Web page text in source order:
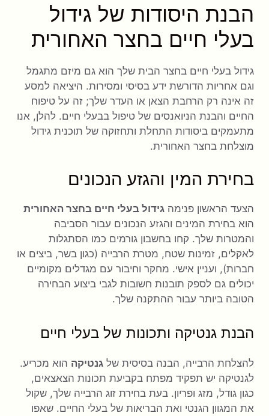
הבנת היסודות של גידול
בעלי חיים בחצר האחורית
גידול בעלי חיים בחצר הבית שלך הוא גם מיזם מתגמל
וגם אחריות הדורשת ידע בסיסי ומסירות. היציאה למסע
זה אינה רק הרחבת הצאן או העדר שלך; זה על טיפוח
החיים והבנת הניואנסים של טיפול בבעלי חיים. להלן, אנו
מתעמקים ביסודות התחלת ותחזוקה של תוכנית גידול
מוצלחת בחצר האחורית.
בחירת המין והגזע הנכונים
הצעד הראשון פנימה גידול בעלי חיים בחצר האחורית
הוא בחירת המינים והגזע הנכונים עבור הסביבה
והמטרות שלך. קחו בחשבון גורמים כמו הסתגלות
לאקלים, זמינות שטח, מטרת הרבייה (כגון בשר, ביצים או
חברות), ועניין אישי. מחקר וחיבור עם מגדלים מקומיים
יכולים גם לספק תובנות חשובות לגבי ביצוע הבחירה
הטובה ביותר עבור ההתקנה שלך.
הבנת גנטיקה ותכונות של בעלי חיים
להצלחת הרבייה, הבנה בסיסית של גנטיקה הוא מכריע.
לגנטיקה יש תפקיד מפתח בקביעת תכונות הצאצאים,
כגון גודל, מזג ופריון. בעת בחירת זוג הרבייה שלך, שקול
את המגוון הגנטי ואת הבריאות של בעלי החיים. שאפו